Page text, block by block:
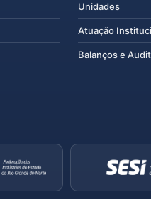
Unidades
Atuação
Balanços e